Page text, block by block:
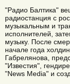
"Радио Балтика"
радиостанция с
музыкальным и
исполнителей,
музыку. После
начале года
Габрелянова,
"Известия",
"News Media" и